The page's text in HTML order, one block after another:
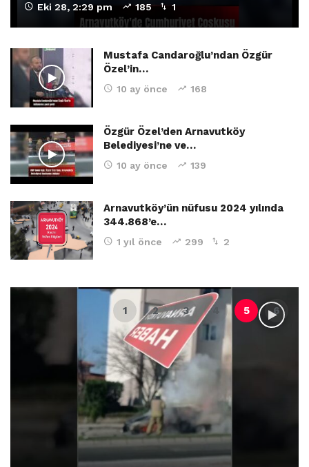
Eki 28, 2:29 pm 185 1
Mustafa Candaroğlu’ndan Özgür
Özel’in…
10 ay önce 168
Özgür Özel’den Arnavutköy
Belediyesi’ne ve…
10 ay önce 139
Arnavutköy’ün nüfusu 2024 yılında
344.868’e…
1 yıl önce 299 2